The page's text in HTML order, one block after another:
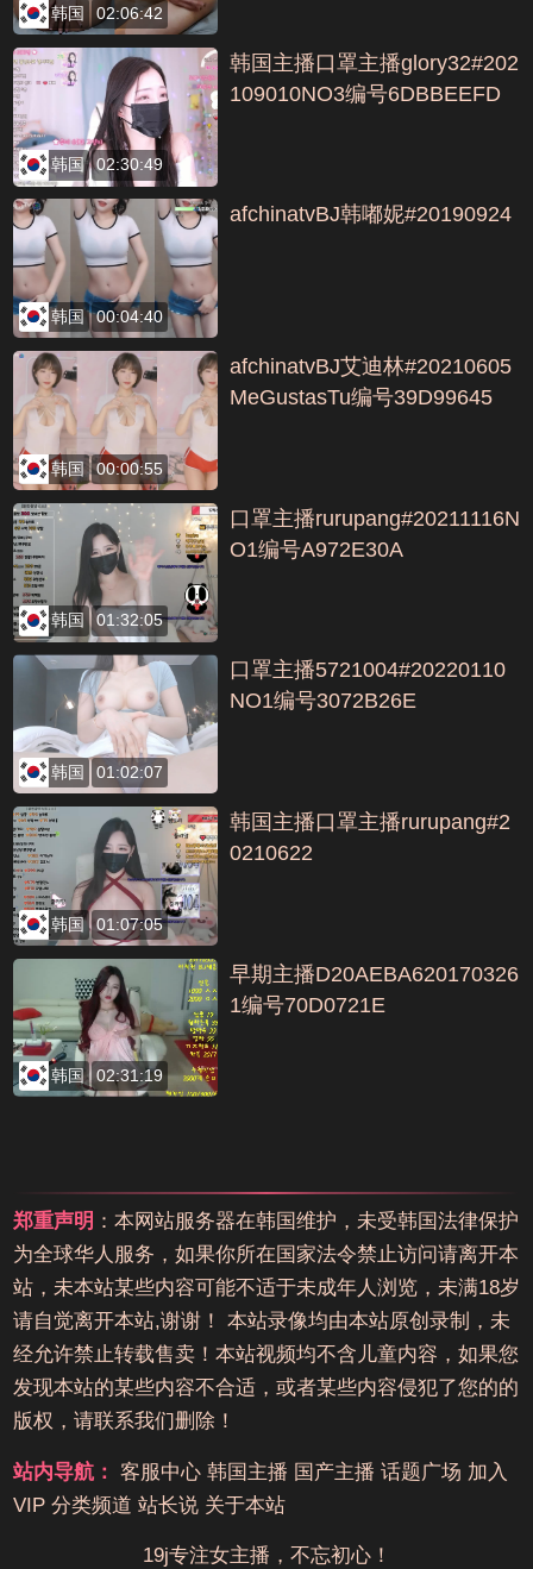
韩国 02:06:42
韩国 02:30:49
韩国主播口罩主播glory32#202
109010NO3编号6DBBEEFD
韩国 00:04:40
afchinatvBJ韩嘟妮#20190924
韩国 00:00:55
afchinatvBJ艾迪林#20210605
MeGustasTu编号39D99645
韩国 01:32:05
口罩主播rurupang#20211116N
O1编号A972E30A
韩国 01:02:07
口罩主播5721004#20220110
NO1编号3072B26E
韩国 01:07:05
韩国主播口罩主播rurupang#2
0210622
韩国 02:31:19
早期主播D20AEBA620170326
1编号70D0721E
郑重声明 ：本网站服务器在韩国维护，未受韩国法律保护
为全球华人服务，如果你所在国家法令禁止访问请离开本
站，未本站某些内容可能不适于未成年人浏览，未满18岁
请自觉离开本站,谢谢！ 本站录像均由本站原创录制，未
经允许禁止转载售卖！本站视频均不含儿童内容，如果您
发现本站的某些内容不合适，或者某些内容侵犯了您的的
版权，请联系我们删除！
站内导航： 客服中心 韩国主播 国产主播 话题广场 加入
VIP 分类频道 站长说 关于本站
19j专注女主播，不忘初心！